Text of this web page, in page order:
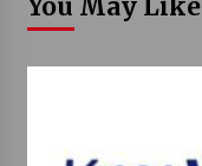
You May Like